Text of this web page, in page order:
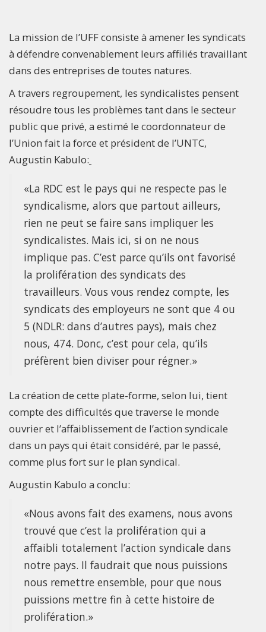
La mission de l’UFF consiste à amener les syndicats
à défendre convenablement leurs affiliés travaillant
dans des entreprises de toutes natures.
A travers regroupement, les syndicalistes pensent
résoudre tous les problèmes tant dans le secteur
public que privé, a estimé le coordonnateur de
l’Union fait la force et président de l’UNTC,
Augustin Kabulo:
«La RDC est le pays qui ne respecte pas le
syndicalisme, alors que partout ailleurs,
rien ne peut se faire sans impliquer les
syndicalistes. Mais ici, si on ne nous
implique pas. C’est parce qu’ils ont favorisé
la prolifération des syndicats des
travailleurs. Vous vous rendez compte, les
syndicats des employeurs ne sont que 4 ou
5 (NDLR: dans d’autres pays), mais chez
nous, 474. Donc, c’est pour cela, qu’ils
préfèrent bien diviser pour régner.»
La création de cette plate-forme, selon lui, tient
compte des difficultés que traverse le monde
ouvrier et l’affaiblissement de l’action syndicale
dans un pays qui était considéré, par le passé,
comme plus fort sur le plan syndical.
Augustin Kabulo a conclu:
«Nous avons fait des examens, nous avons
trouvé que c’est la prolifération qui a
affaibli totalement l’action syndicale dans
notre pays. Il faudrait que nous puissions
nous remettre ensemble, pour que nous
puissions mettre fin à cette histoire de
prolifération.»